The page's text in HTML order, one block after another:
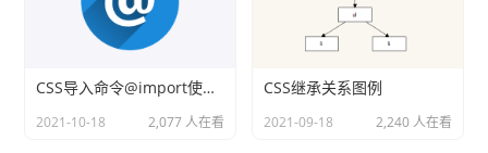
CSS导入命令@import使用方法
2021-10-18 2,077 人在看
CSS继承关系图例
2021-09-18 2,240 人在看